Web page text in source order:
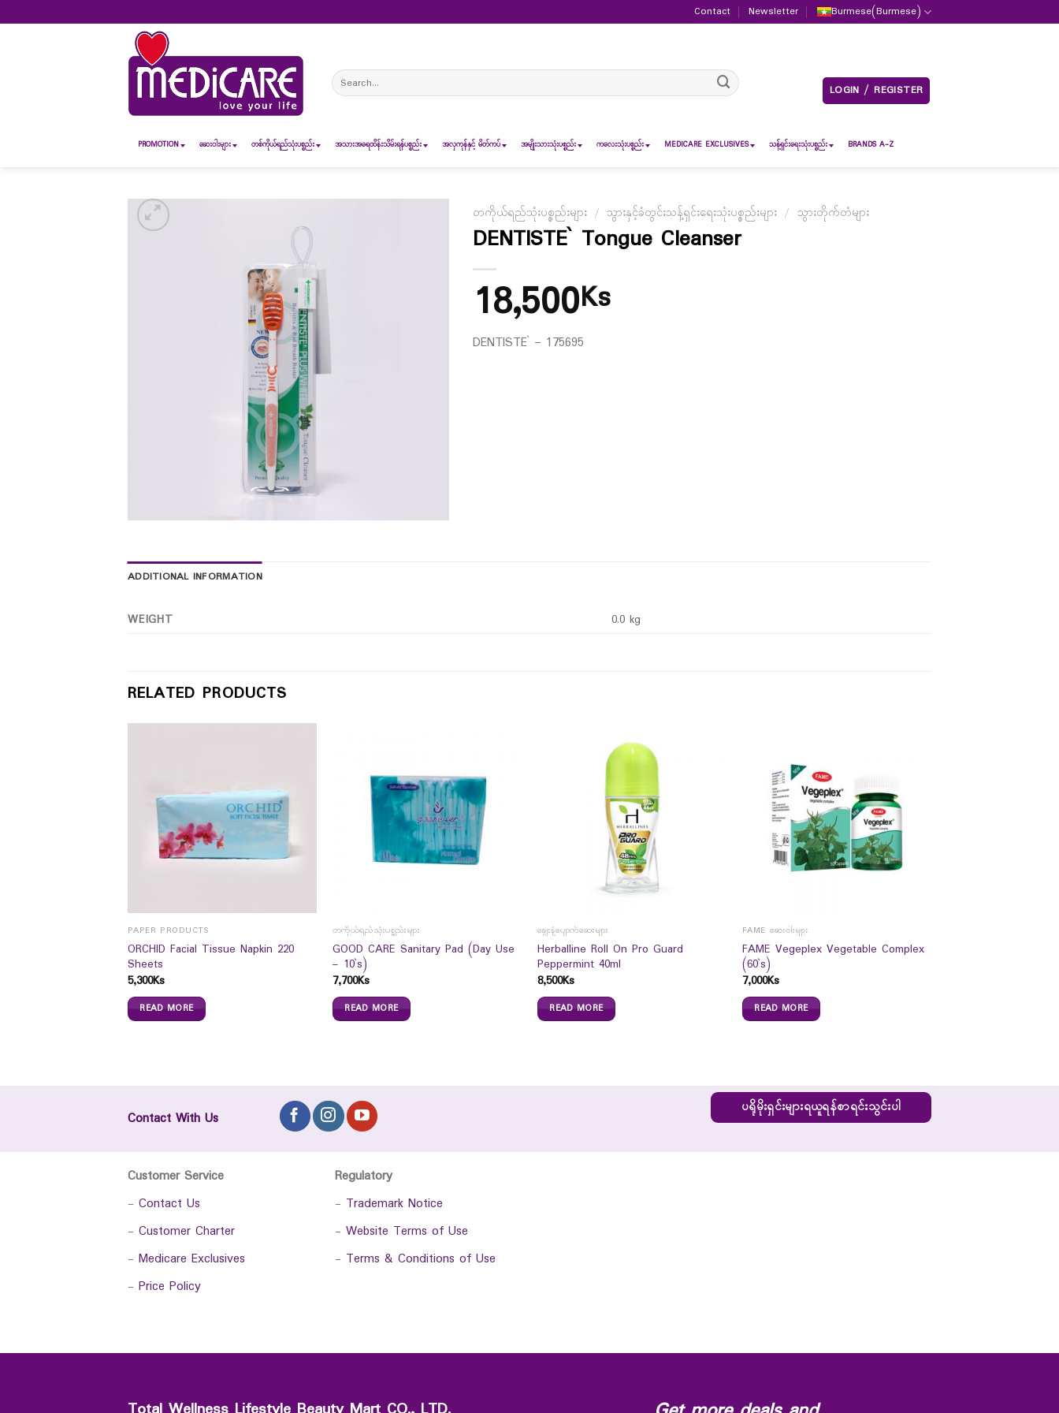
to
Contact Newsletter Burmese(Burmese)
Search
for:
LOGIN / REGISTER
PROMOTION ဆေး၀ါးများ တစ်ကိုယ်ရည်သုံးပစ္စည်း အသားအရေထိန်းသိမ်းရန်ပစ္စည်း အလှကုန်နှင့် မိတ်ကပ် အမျိုးသားသုံးပစ္စည်း ကလေးသုံးပစ္စည်း MEDICARE EXCLUSIVES သန့်ရှင်းရေးသုံးပစ္စည်း BRANDS A-Z
တကိုယ်ရည်သုံးပစ္စည်းများ / သွားနှင့်ခံတွင်းသန့်ရှင်းရေးသုံးပစ္စည်းများ / သွားတိုက်တံများ
DENTISTE` Tongue Cleanser
18,500Ks
DENTISTE` – 175695
ADDITIONAL INFORMATION
WEIGHT 0.0 kg
RELATED PRODUCTS
PAPER PRODUCTS
ORCHID Facial Tissue Napkin 220
Sheets
5,300Ks
READ MORE
တကိုယ်ရည်သုံးပစ္စည်းများ
GOOD CARE Sanitary Pad (Day Use
– 10`s)
7,700Ks
READ MORE
ချွေးနံ့ပျောက်ဆေးများ
Herballine Roll On Pro Guard
Peppermint 40ml
8,500Ks
READ MORE
FAME ဆေးဝါးများ
FAME Vegeplex Vegetable Complex
(60`s)
7,000Ks
READ MORE
Contact With Us
ပရိုမိုးရှင်းများရယူရန်စာရင်းသွင်းပါ
Customer Service
- Contact Us
- Customer Charter
- Medicare Exclusives
- Price Policy
Regulatory
- Trademark Notice
- Website Terms of Use
- Terms & Conditions of Use